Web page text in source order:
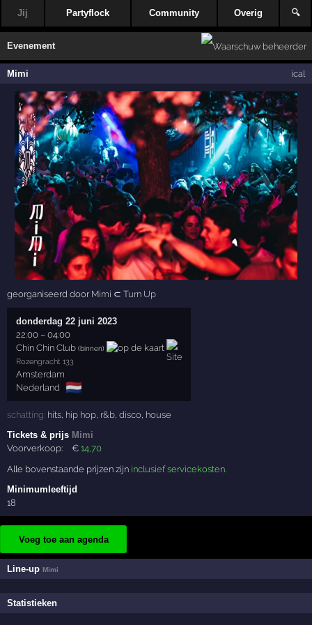
Jij Partyflock Community Overig 🔍
Evenement
Mimi ical
georganiseerd door Mimi ⊂Turn Up
donderdag 22 juni 2023
22:00 –04:00
Chin Chin Club (binnen)
Rozengracht 133
Amsterdam
Nederland
🇳🇱
schatting: hits, hip hop, r&b,disco, house
Tickets & prijs Mimi
Voorverkoop:
€14,70
Alle bovenstaande prijzen zijn inclusief servicekosten
Minimumleeftijd
18
Voeg toe aan agenda
Line-upMimi
Statistieken